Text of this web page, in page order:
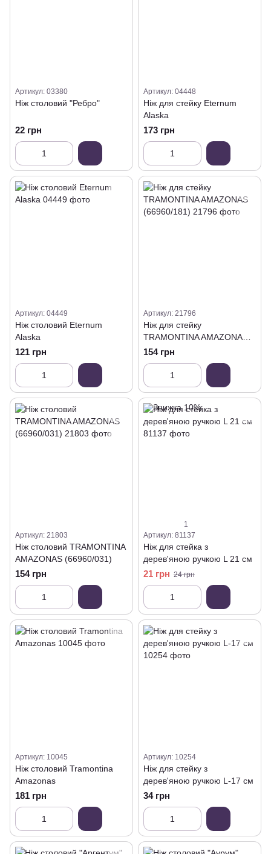
Артикул: 03380
Ніж столовий "Ребро"
22 грн
Артикул: 04448
Ніж для стейку Eternum
Alaska
173 грн
Артикул: 04449
Ніж столовий Eternum
Alaska
121 грн
Артикул: 21796
Ніж для стейку
TRAMONTINA AMAZONAS
(66960/181)
154 грн
Артикул: 21803
Ніж столовий TRAMONTINA
AMAZONAS (66960/031)
154 грн
1
Артикул: 81137
Ніж для стейка з
дерев'яною ручкою L 21 см
21 грн 24 грн
Артикул: 10045
Ніж столовий Tramontina
Amazonas
181 грн
Артикул: 10254
Ніж для стейку з
дерев'яною ручкою L-17 см
34 грн